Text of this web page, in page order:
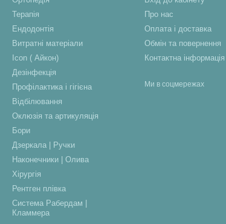
Терапія
Ендодонтія
Витратні матеріали
Icon ( Айкон)
Дезінфекція
Профілактика і гігієна
Відбілювання
Оклюзія та артикуляція
Бори
Дзеркала | Ручки
Наконечники | Олива
Хірургія
Рентген плівка
Система Рабердам |
Кламмера
Про нас
Оплата і доставка
Обмін та повернення
Контактна інформація
Ми в соцмережах